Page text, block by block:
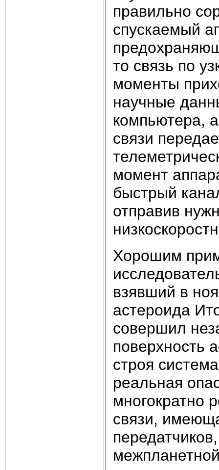
правильно
спускаемый
то связь по
моменты
научные
компьютера,
связи
момент
быстрый
отправив
Хорошим
взявший в
астероида
совершил
поверхность
строя
реальная
многократно
связи,